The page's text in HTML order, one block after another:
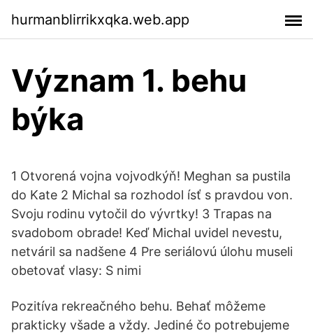
hurmanblirrikxqka.web.app
Význam 1. behu
býka
1 Otvorená vojna vojvodkýň! Meghan sa pustila
do Kate 2 Michal sa rozhodol ísť s pravdou von.
Svoju rodinu vytočil do vývrtky! 3 Trapas na
svadobom obrade! Keď Michal uvidel nevestu,
netváril sa nadšene 4 Pre seriálovú úlohu museli
obetovať vlasy: S nimi
Pozitíva rekreačného behu. Behať môžeme
prakticky všade a vždy. Jediné čo potrebujeme